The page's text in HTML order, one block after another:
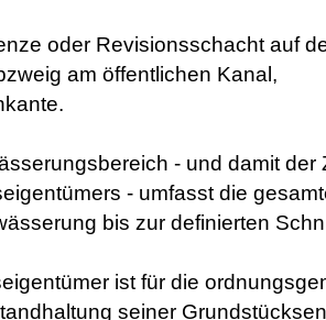
oder Revisionsschacht auf
am öffentlichen Kanal,
- und damit
- umfasst die
bis zur definierten
ist für die
seiner